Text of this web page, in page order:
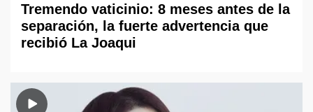
Tremendo vaticinio: 8 meses antes de la
separación, la fuerte advertencia que
recibió La Joaqui